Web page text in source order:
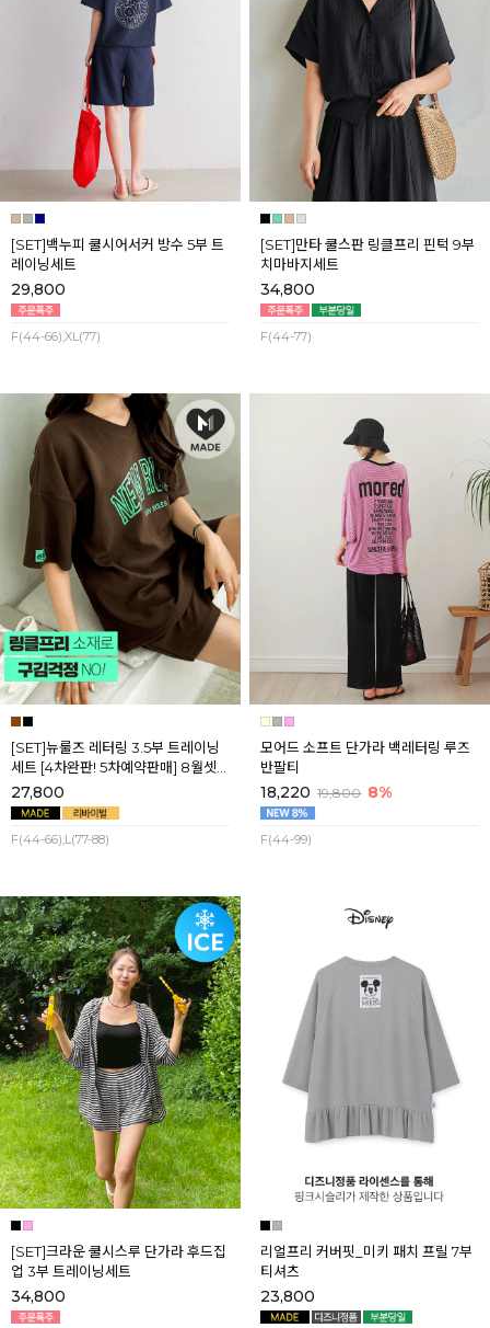
[SET]백누피 쿨시어서커 방수 5부 트
레이닝세트
29,800
F(44-66),XL(77)
[SET]만타 쿨스판 링클프리 핀턱 9부
치마바지세트
34,800
F(44-77)
[SET]뉴룰즈 레터링 3.5부 트레이닝
세트 [4차완판! 5차예약판매] 8월셋
째주 순차배송
27,800
F(44-66),L(77-88)
모어드 소프트 단가라 백레터링 루즈
반팔티
18,220 19,800 8%
F(44-99)
[SET]크라운 쿨시스루 단가라 후드집
업 3부 트레이닝세트
34,800
리얼프리 커버핏_미키 패치 프릴 7부
티셔츠
23,800